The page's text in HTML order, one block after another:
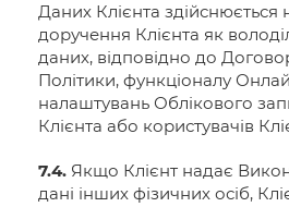
Даних Клієнта здійснюється
доручення Клієнта як
даних, відповідно до
Політики, функціоналу
налаштувань Облікового
Клієнта або користувачів
7.4. Якщо Клієнт надає
дані інших фізичних осіб,